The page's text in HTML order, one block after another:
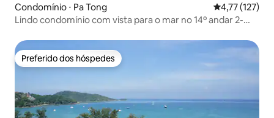
Condomínio ⋅ Pa Tong 4,77 de uma
4,77 (127)
Lindo condomínio com vista para o mar no 14º andar 2-
Preferido dos hóspedes
Preferido dos hóspedes